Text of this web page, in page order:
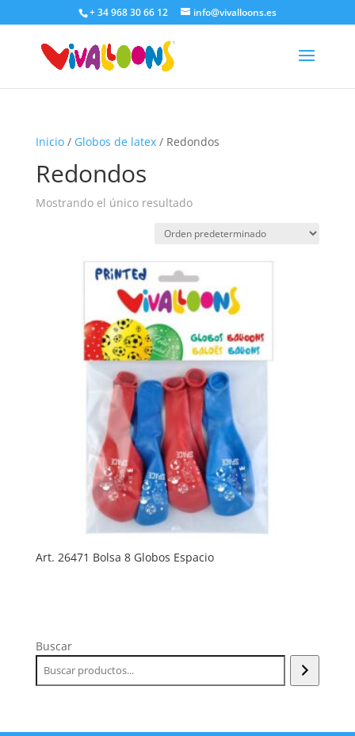
+ 34 968 30 66 12 info@vivalloons.es
Inicio/ Globos de latex/ Redondos
Redondos
Mostrando el único resultado
Art. 26471 Bolsa 8 Globos Espacio
Buscar